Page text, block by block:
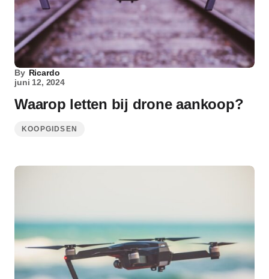
By Ricardo
juni 12, 2024
Waarop letten bij drone aankoop?
KOOPGIDSEN